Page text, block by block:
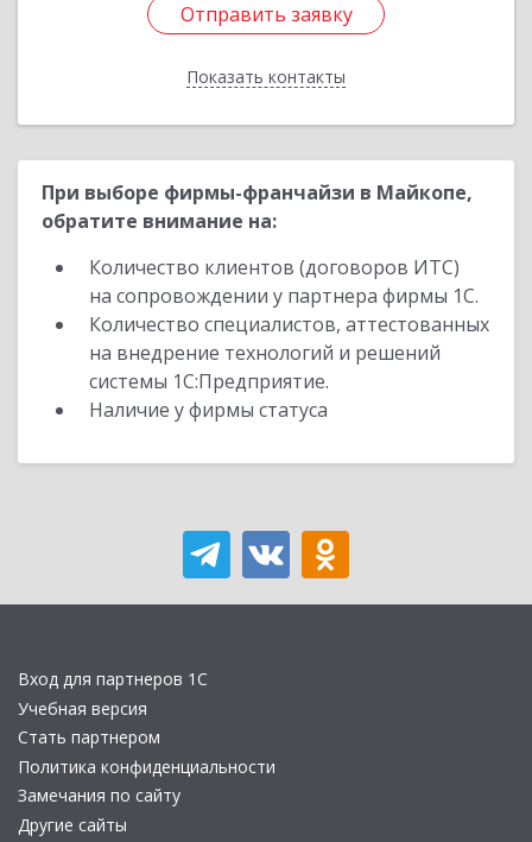
Отправить заявку
Показать контакты
Отправить заявку
Назад
При выборе фирмы-франчайзи в Майкопе,
обратите внимание на:
Количество клиентов (договоров ИТС)
на сопровождении у партнера фирмы 1С.
Количество специалистов, аттестованных
на внедрение технологий и решений
системы 1С:Предприятие.
Наличие у фирмы статуса
Вход для партнеров 1С
Учебная версия
Стать партнером
Политика конфиденциальности
Замечания по сайту
Другие сайты